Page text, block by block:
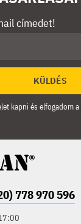
címedet!
KÜLDÉS
kapni és elfogadom a
778 970 596